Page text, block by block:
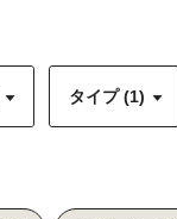
タイプ (1)